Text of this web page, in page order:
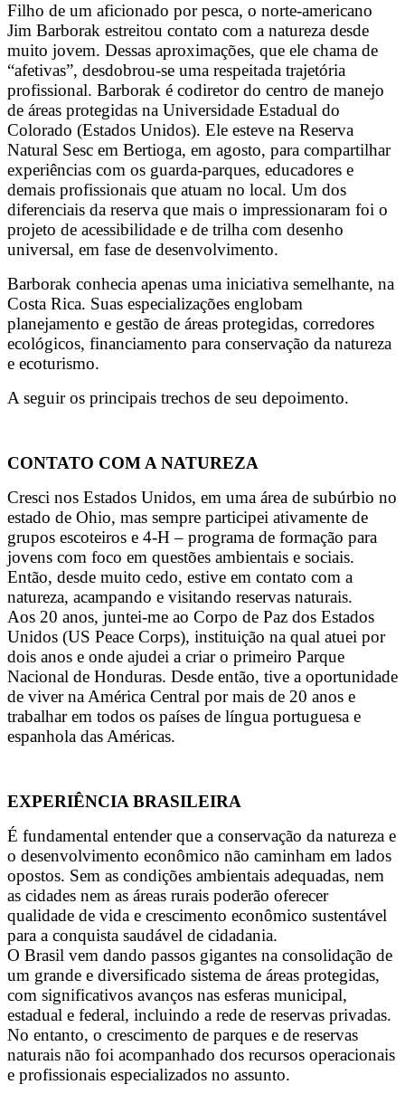
Filho de um aficionado por pesca, o norte-americano
Jim Barborak estreitou contato com a natureza desde
muito jovem. Dessas aproximações, que ele chama de
“afetivas”, desdobrou-se uma respeitada trajetória
profissional. Barborak é codiretor do centro de manejo
de áreas protegidas na Universidade Estadual do
Colorado (Estados Unidos). Ele esteve na Reserva
Natural Sesc em Bertioga, em agosto, para compartilhar
experiências com os guarda-parques, educadores e
demais profissionais que atuam no local. Um dos
diferenciais da reserva que mais o impressionaram foi o
projeto de acessibilidade e de trilha com desenho
universal, em fase de desenvolvimento.
Barborak conhecia apenas uma iniciativa semelhante, na
Costa Rica. Suas especializações englobam
planejamento e gestão de áreas protegidas, corredores
ecológicos, financiamento para conservação da natureza
e ecoturismo.
A seguir os principais trechos de seu depoimento.
CONTATO COM A NATUREZA
Cresci nos Estados Unidos, em uma área de subúrbio no
estado de Ohio, mas sempre participei ativamente de
grupos escoteiros e 4-H – programa de formação para
jovens com foco em questões ambientais e sociais.
Então, desde muito cedo, estive em contato com a
natureza, acampando e visitando reservas naturais.
Aos 20 anos, juntei-me ao Corpo de Paz dos Estados
Unidos (US Peace Corps), instituição na qual atuei por
dois anos e onde ajudei a criar o primeiro Parque
Nacional de Honduras. Desde então, tive a oportunidade
de viver na América Central por mais de 20 anos e
trabalhar em todos os países de língua portuguesa e
espanhola das Américas.
EXPERIÊNCIA BRASILEIRA
É fundamental entender que a conservação da natureza e
o desenvolvimento econômico não caminham em lados
opostos. Sem as condições ambientais adequadas, nem
as cidades nem as áreas rurais poderão oferecer
qualidade de vida e crescimento econômico sustentável
para a conquista saudável de cidadania.
O Brasil vem dando passos gigantes na consolidação de
um grande e diversificado sistema de áreas protegidas,
com significativos avanços nas esferas municipal,
estadual e federal, incluindo a rede de reservas privadas.
No entanto, o crescimento de parques e de reservas
naturais não foi acompanhado dos recursos operacionais
e profissionais especializados no assunto.